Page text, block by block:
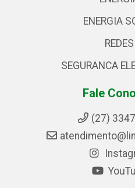
ENERGIA
REDES
SEGURANCA
Fale
(27)